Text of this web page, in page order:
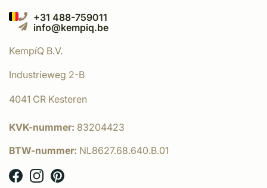
+31 488-759011
info@kempiq.be
KempíQ B.V.
Industrieweg 2-B
4041 CR Kesteren
KVK-nummer: 83204423
BTW-nummer: NL8627.68.640.B.01